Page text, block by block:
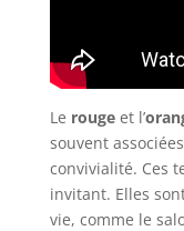
Le rougeet l’
souvent
convivialité. Ces
invitant. Elles
vie, comme le